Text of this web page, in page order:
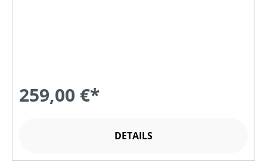
259,00 €*
DETAILS